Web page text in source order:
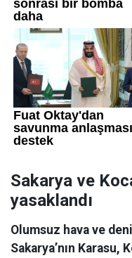
Sakarya ve
yasaklandı
Olumsuz hava ve
Sakarya’nın